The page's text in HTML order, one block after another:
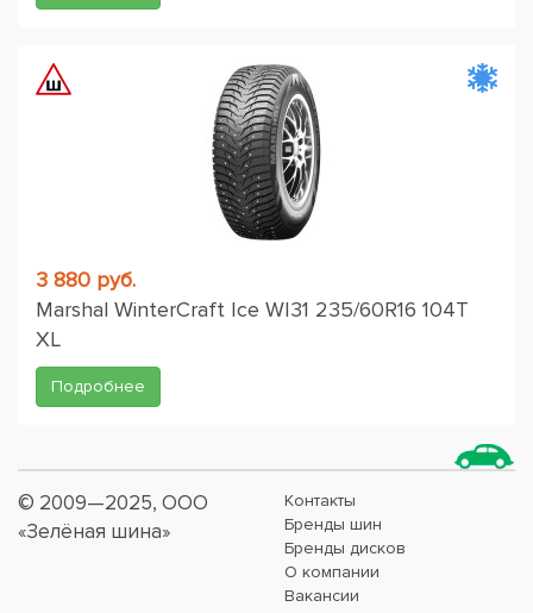
3 880 руб.
Marshal WinterCraft Ice WI31 235/60R16 104T
XL
Подробнее
© 2009—2025, ООО
«Зелёная шина»
Контакты
Бренды шин
Бренды дисков
О компании
Вакансии